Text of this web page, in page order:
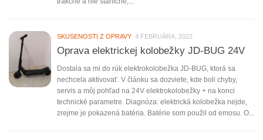
SKUSENOSTI Z OPRAVY 4 FEBRUÁRA, 2022
Oprava elektrickej kolobežky JD-BUG 24V
Dostala sa mi do rúk elektrokolobežka JD-BUG, ktorá sa
nechcela aktivovať. V článku sa dozviete, kde boli chyby,
servis a môj pohľad na 24V elektrokolobežky + na konci
technické parametre. Diagnóza: elektrická kolobežka nejde,
zrejme je pokazená batéria. Batérie som použil od emosu. O...